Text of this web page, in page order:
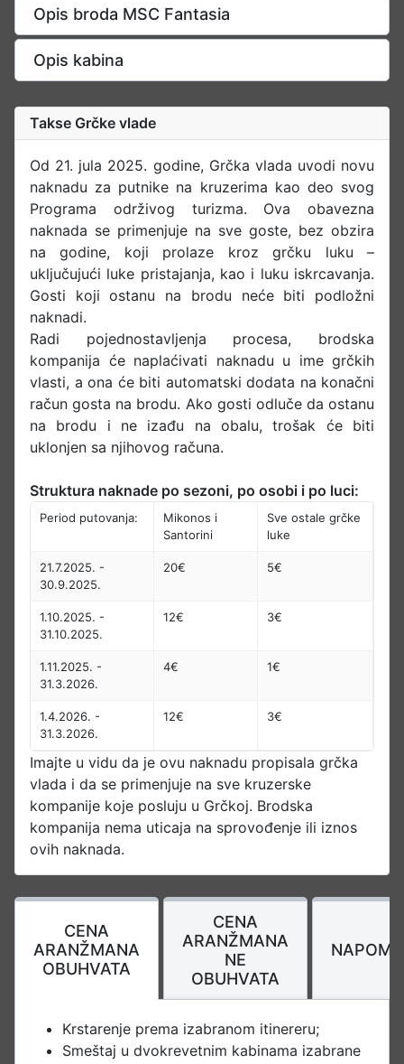
Opis broda MSC Fantasia
Opis kabina
Takse Grčke vlade
Od 21. jula 2025. godine, Grčka vlada uvodi novu
naknadu za putnike na kruzerima kao deo svog
Programa održivog turizma. Ova obavezna
naknada se primenjuje na sve goste, bez obzira
na godine, koji prolaze kroz grčku luku –
uključujući luke pristajanja, kao i luku iskrcavanja.
Gosti koji ostanu na brodu neće biti podložni
naknadi.
Radi pojednostavljenja procesa, brodska
kompanija će naplaćivati naknadu u ime grčkih
vlasti, a ona će biti automatski dodata na konačni
račun gosta na brodu. Ako gosti odluče da ostanu
na brodu i ne izađu na obalu, trošak će biti
uklonjen sa njihovog računa.
Struktura naknade po sezoni, po osobi i po luci:
Period putovanja:
Mikonos i
Santorini
Sve ostale grčke
luke
21.7.2025. -
30.9.2025.
20€ 5€
1.10.2025. -
31.10.2025.
12€ 3€
1.11.2025. -
31.3.2026.
4€ 1€
1.4.2026. -
31.3.2026.
12€ 3€
Imajte u vidu da je ovu naknadu propisala grčka
vlada i da se primenjuje na sve kruzerske
kompanije koje posluju u Grčkoj. Brodska
kompanija nema uticaja na sprovođenje ili iznos
ovih naknada.
CENA
ARANŽMANA
OBUHVATA
CENA
ARANŽMANA
NE
OBUHVATA
Krstarenje prema izabranom itinereru;
Smeštaj u dvokrevetnim kabinama izabrane